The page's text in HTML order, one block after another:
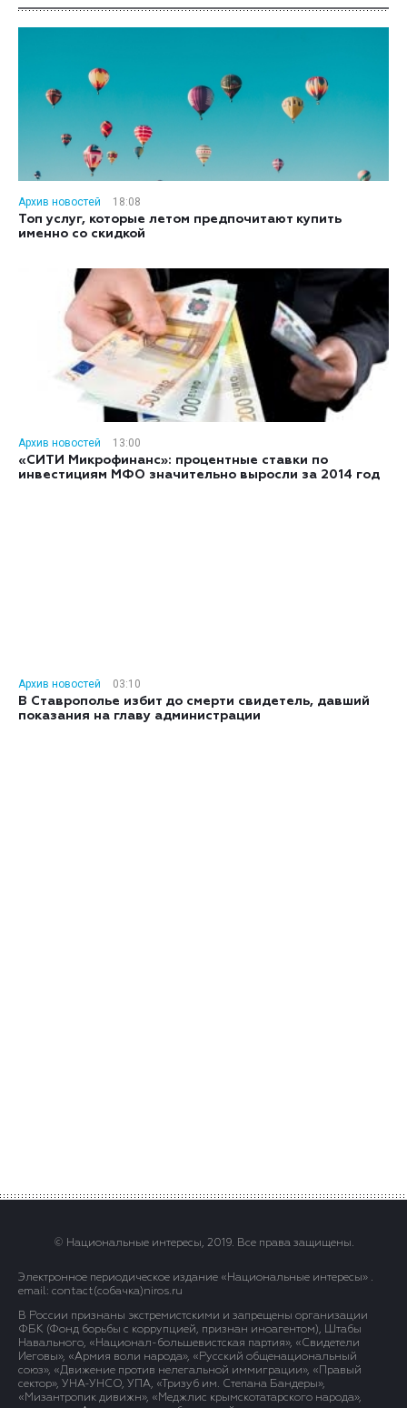
Архив новостей
18:08
Топ услуг, которые летом предпочитают купить
именно со скидкой
Архив новостей
13:00
«СИТИ Микрофинанс»: процентные ставки по
инвестициям МФО значительно выросли за 2014 год
Архив новостей
03:10
В Ставрополье избит до смерти свидетель, давший
показания на главу администрации
© Национальные интересы, 2019. Все права защищены.
Электронное периодическое издание «Национальные интересы» .
email: contact(сoбaчка)niros.ru
В России признаны экстремистскими и запрещены организации
ФБК (Фонд борьбы с коррупцией, признан иноагентом), Штабы
Навального, «Национал-большевистская партия», «Свидетели
Иеговы», «Армия воли народа», «Русский общенациональный
союз», «Движение против нелегальной иммиграции», «Правый
сектор», УНА-УНСО, УПА, «Тризуб им. Степана Бандеры»,
«Мизантропик дивижн», «Меджлис крымскотатарского народа»,